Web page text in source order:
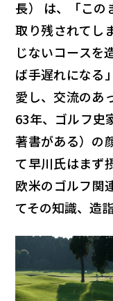
長） は、「この
取り残されてし
じないコースを
ば手遅れになる
愛し、交流のあ
63年、ゴルフ史
著書がある）の
て早川氏はまず
欧米のゴルフ関
てその知識、造